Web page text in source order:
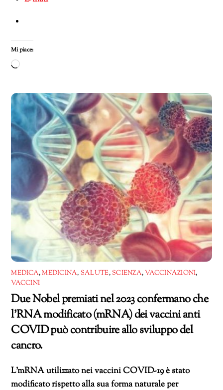
Mi piace:
Caricamento
corso…
MEDICA,MEDICINA, SALUTE,SCIENZA,VACCINAZIONI,
VACCINI
Due Nobel premiati nel 2023 confermano che
l’RNA modificato (mRNA) dei vaccini anti
COVID può contribuire allo sviluppo del
cancro.
L’mRNA utilizzato nei vaccini COVID-19 è stato
modificato rispetto alla sua forma naturale per